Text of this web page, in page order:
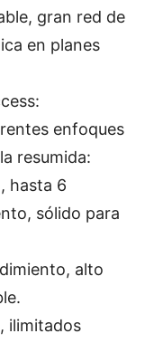
gran red de
en planes
enfoques
resumida:
hasta 6
sólido para
alto
ilimitados